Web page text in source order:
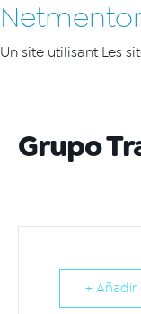
Un site utilisant Les
Grupo
+ Añadir